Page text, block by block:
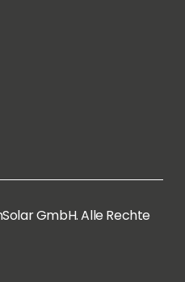
GmbH. Alle Rechte